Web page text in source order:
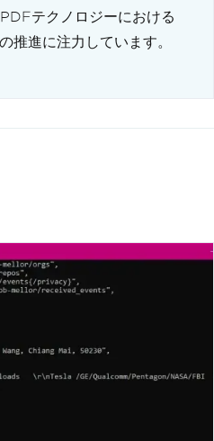
テクノロジーにおける
推進に注力しています。